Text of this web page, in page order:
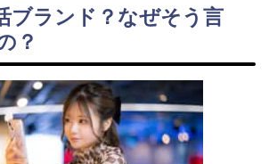
ブランド？なぜそう言
？